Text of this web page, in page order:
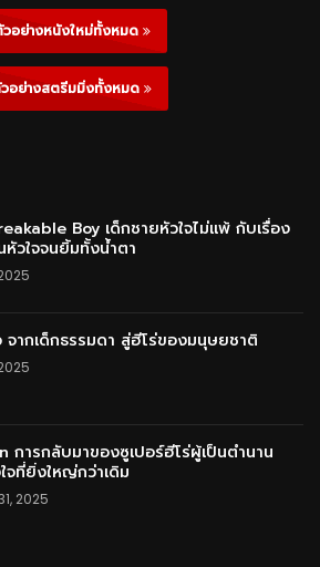
อย่างหนังใหม่ทั้งหมด
อย่างสตรีมมิ่งทั้งหมด
Boy เด็กชายหัวใจไม่แพ้ กับเรื่อง
วใจจนยิ้มทั้งน้ำตา
จากเด็กธรรมดา สู่ฮีโร่ของมนุษยชาติ
การกลับมาของซูเปอร์ฮีโร่ผู้เป็นตำนาน
ที่ยิ่งใหญ่กว่าเดิม
2025